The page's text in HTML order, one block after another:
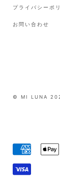
プライバシーポ
お問い合わせ
© MI LUNA